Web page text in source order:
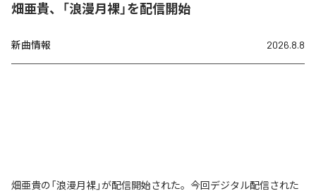
畑亜貴、「浪漫月裸」を配信開始
新曲情報 2026.8.8
畑亜貴の「浪漫月裸」が配信開始された。今回デジタル配信された